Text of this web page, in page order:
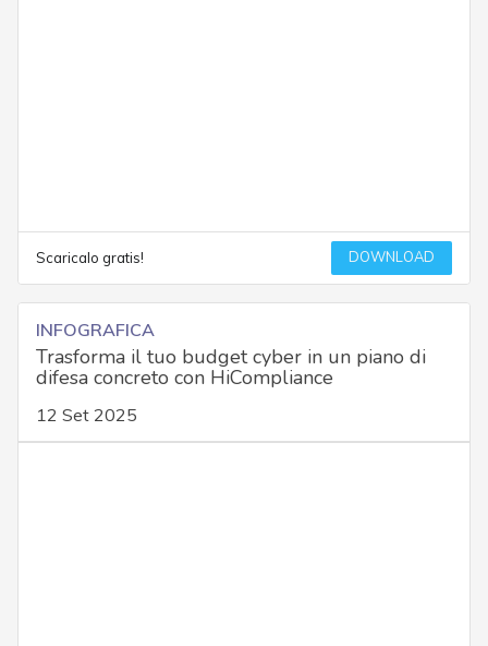
Scaricalo gratis! DOWNLOAD
INFOGRAFICA
Trasforma il tuo budget cyber in un piano di
difesa concreto con HiCompliance
12 Set 2025